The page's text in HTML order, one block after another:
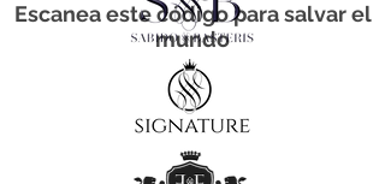
Escanea este código para salvar el
mundo